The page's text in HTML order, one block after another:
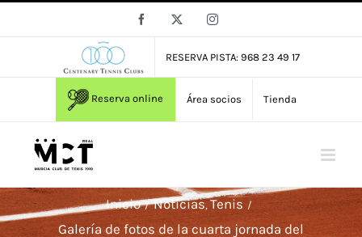
Facebook Instagram
RESERVA PISTA: 968 23 49 17
Reserva online Área socios Tienda
Inicio Noticias Tenis
Galería de fotos de la cuarta jornada del